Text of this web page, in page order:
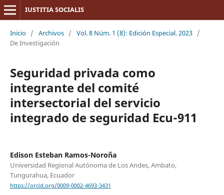
IUSTITIA SOCIALIS
Inicio / Archivos / Vol. 8 Núm. 1 (8): Edición Especial. 2023 /
De Investigación
Seguridad privada como
integrante del comité
intersectorial del servicio
integrado de seguridad Ecu-911
Edison Esteban Ramos-Noroña
Universidad Regional Autónoma de Los Andes, Ambato,
Tungurahua, Ecuador
https://orcid.org/0009-0002-4693-3431